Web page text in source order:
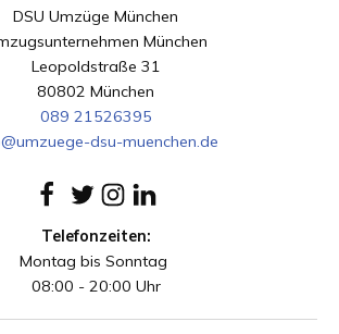
DSU Umzüge München
München
Leopoldstraße 31
80802 München
089 21526395
dsu-muenchen.de
Telefonzeiten:
Montag bis Sonntag
08:00 - 20:00 Uhr